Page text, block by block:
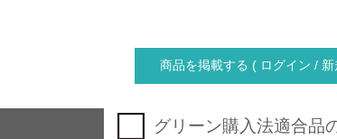
商品を掲載する ( ログイン / 新
グリーン購入法適合品